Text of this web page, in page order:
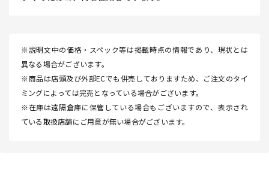
※説明文中の価格・スペック等は掲載時点の情報であり、現状とは
異なる場合がございます。
※商品は店頭及び外部ECでも併売しておりますため、ご注文のタイ
ミングによっては完売となっている場合がございます。
※在庫は遠隔倉庫に保管している場合もございますので、表示され
ている取扱店舗にご用意が無い場合がございます。